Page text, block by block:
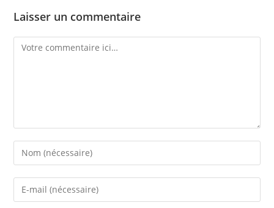
Laisser un commentaire
Comment
Enter
your
name
Enter
your